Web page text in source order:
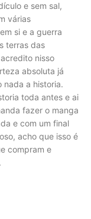
e sem sal,
várias
si e a guerra
terras das
nisso
absoluta já
nada a historia.
toda antes e ai
fazer o manga
e com um final
acho que isso é
compram e